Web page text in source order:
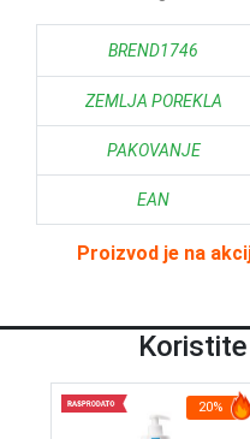
BREND1746
ZEMLJA POREKLA
PAKOVANJE
EAN
Proizvod je na
20%